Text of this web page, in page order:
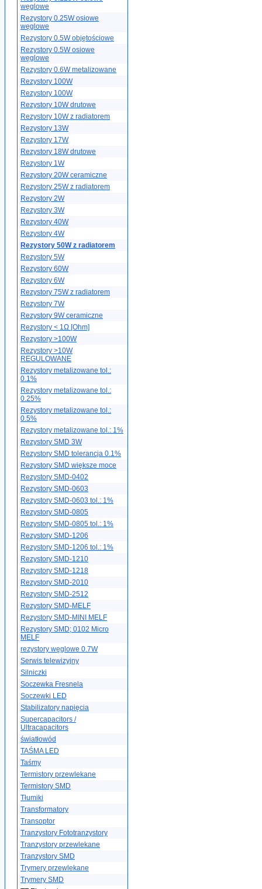
węglowe
Rezystory 0.25W osiowe
węglowe
Rezystory 0.5W objętościowe
Rezystory 0.5W osiowe
węglowe
Rezystory 0.6W metalizowane
Rezystory 100W
Rezystory 100W
Rezystory 10W drutowe
Rezystory 10W z radiatorem
Rezystory 13W
Rezystory 17W
Rezystory 18W drutowe
Rezystory 1W
Rezystory 20W ceramiczne
Rezystory 25W z radiatorem
Rezystory 2W
Rezystory 3W
Rezystory 40W
Rezystory 4W
Rezystory 50W z radiatorem
Rezystory 5W
Rezystory 60W
Rezystory 6W
Rezystory 75W z radiatorem
Rezystory 7W
Rezystory 9W ceramiczne
Rezystory < 1Ω [Ohm]
Rezystory >100W
Rezystory >10W
REGULOWANE
Rezystory metalizowane tol.:
0.1%
Rezystory metalizowane tol.:
0.25%
Rezystory metalizowane tol.:
0.5%
Rezystory metalizowane tol.: 1%
Rezystory SMD 3W
Rezystory SMD tolerancja 0.1%
Rezystory SMD większe moce
Rezystory SMD-0402
Rezystory SMD-0603
Rezystory SMD-0603 tol.: 1%
Rezystory SMD-0805
Rezystory SMD-0805 tol.: 1%
Rezystory SMD-1206
Rezystory SMD-1206 tol.: 1%
Rezystory SMD-1210
Rezystory SMD-1218
Rezystory SMD-2010
Rezystory SMD-2512
Rezystory SMD-MELF
Rezystory SMD-MINI MELF
Rezystory SMD; 0102 Micro
MELF
rezystory węglowe 0.7W
Serwis telewizyjny
Silniczki
Soczewka Fresnela
Soczewki LED
Stabilizatory napięcia
Supercapacitors /
Ultracapacitors
światłowód
TAŚMA LED
Taśmy
Termistory przewlekane
Termistory SMD
Tłumiki
Transformatory
Transoptor
Tranzystory Fototranzystory
Tranzystory przewlekane
Tranzystory SMD
Trymery przewlekane
Trymery SMD